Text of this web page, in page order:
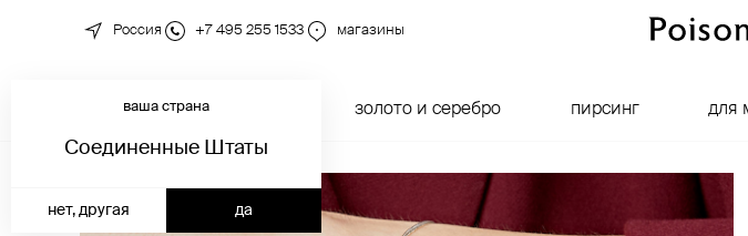
Россия +7 495 255 1533 магазины
новинки золото и серебро пирсинг для
ваша страна
Соединенные Штаты
да
нет, другая